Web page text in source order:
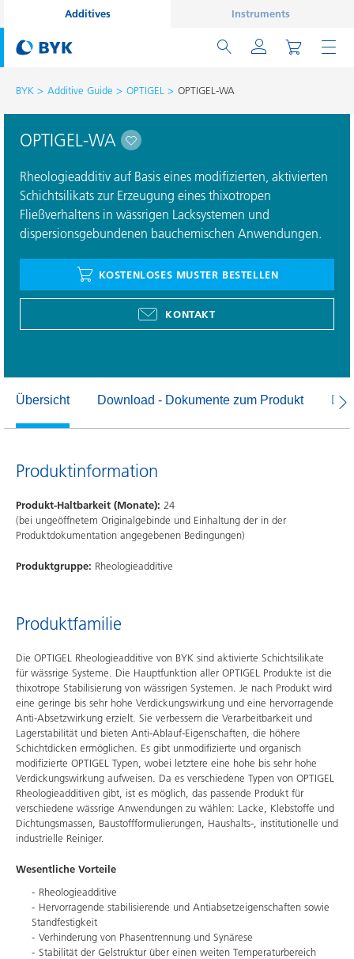
Additives Instruments
BYK Additive Guide OPTIGEL OPTIGEL-WA
OPTIGEL-WA
Rheologieadditiv auf Basis eines modifizierten, aktivierten
Schichtsilikats zur Erzeugung eines thixotropen
Fließverhaltens in wässrigen Lacksystemen und
dispersionsgebundenen bauchemischen Anwendungen.
KOSTENLOSES MUSTER BESTELLEN
KONTAKT
Übersicht Download - Dokumente zum Produkt
Produktinformation
Produkt-Haltbarkeit (Monate): 24
(bei ungeöffnetem Originalgebinde und Einhaltung der in der
Produktdokumentation angegebenen Bedingungen)
Produktgruppe: Rheologieadditive
Produktfamilie
Die OPTIGEL Rheologieadditive von BYK sind aktivierte Schichtsilikate
für wässrige Systeme. Die Hauptfunktion aller OPTIGEL Produkte ist die
thixotrope Stabilisierung von wässrigen Systemen. Je nach Produkt wird
eine geringe bis sehr hohe Verdickungswirkung und eine hervorragende
Anti-Absetzwirkung erzielt. Sie verbessern die Verarbeitbarkeit und
Lagerstabilität und bieten Anti-Ablauf-Eigenschaften, die höhere
Schichtdicken ermöglichen. Es gibt unmodifizierte und organisch
modifizierte OPTIGEL Typen, wobei letztere eine hohe bis sehr hohe
Verdickungswirkung aufweisen. Da es verschiedene Typen von OPTIGEL
Rheologieadditiven gibt, ist es möglich, das passende Produkt für
verschiedene wässrige Anwendungen zu wählen: Lacke, Klebstoffe und
Dichtungsmassen, Baustoffformulierungen, Haushalts-, institutionelle und
industrielle Reiniger.
Wesentliche Vorteile
Rheologieadditive
Hervorragende stabilisierende und Antiabsetzeigenschaften sowie
Standfestigkeit
Verhinderung von Phasentrennung und Synärese
Stabilität der Gelstruktur über einen weiten Temperaturbereich